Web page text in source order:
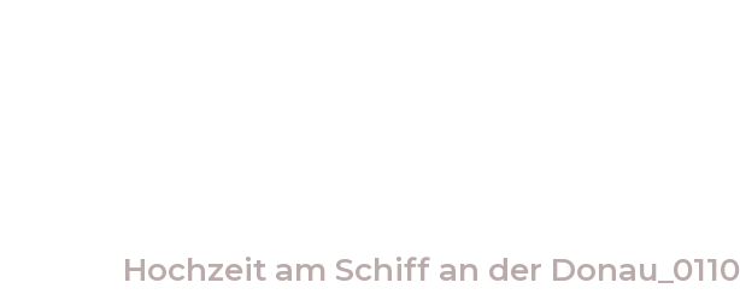
Hochzeit am Schiff an der Donau_0110